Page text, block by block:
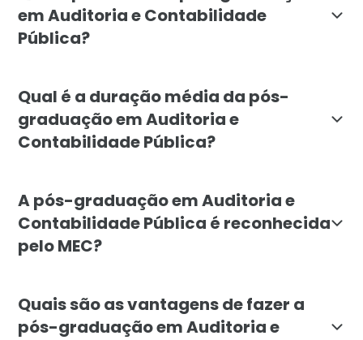
em Auditoria e Contabilidade
Pública?
Qual é a duração média da pós-
graduação em Auditoria e
Contabilidade Pública?
A pós-graduação em Auditoria e
Contabilidade Pública é reconhecida
pelo MEC?
Quais são as vantagens de fazer a
pós-graduação em Auditoria e